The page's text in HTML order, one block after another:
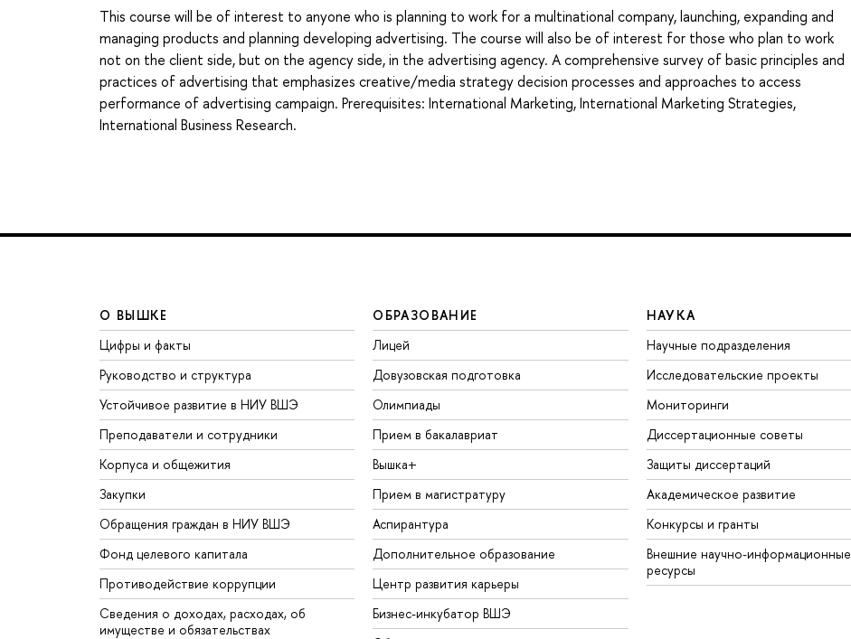
This course will be of interest to anyone who is planning to work for a multinational company, launching, expanding and
managing products and planning developing advertising. The course will also be of interest for those who plan to work
not on the client side, but on the agency side, in the advertising agency. A comprehensive survey of basic principles and
practices of advertising that emphasizes creative/media strategy decision processes and approaches to access
performance of advertising campaign. Prerequisites: International Marketing, International Marketing Strategies,
International Business Research.
О ВЫШКЕ
Цифры и факты
Руководство и структура
Устойчивое развитие в НИУ ВШЭ
Преподаватели и сотрудники
Корпуса и общежития
Закупки
Обращения граждан в НИУ ВШЭ
Фонд целевого капитала
Противодействие коррупции
Сведения о доходах, расходах, об
имуществе и обязательствах
ОБРАЗОВАНИЕ
Лицей
Довузовская подготовка
Олимпиады
Прием в бакалавриат
Вышка+
Прием в магистратуру
Аспирантура
Дополнительное образование
Центр развития карьеры
Бизнес-инкубатор ВШЭ
НАУКА
Научные подразделения
Исследовательские проекты
Мониторинги
Диссертационные советы
Защиты диссертаций
Академическое развитие
Конкурсы и гранты
Внешние научно-информационные
ресурсы